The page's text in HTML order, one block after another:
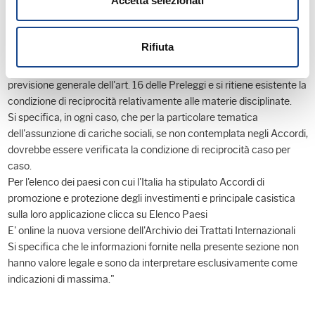
Rifiuta
quei Paesi con i quali l'Italia ha concluso Accordi bilaterali in
materia di promozione e protezione degli investimenti (Bilateral
In tal caso, infatti, il provvedimento di ratifica ed esecuzione
dell'Accordo assume carattere di "lex specialis" rispetto alla
previsione generale dell'art. 16 delle Preleggi e si ritiene esistente la
condizione di reciprocità relativamente alle materie disciplinate.
Si specifica, in ogni caso, che per la particolare tematica
dell'assunzione di cariche sociali, se non contemplata negli Accordi,
dovrebbe essere verificata la condizione di reciprocità caso per
caso.
Per l'elenco dei paesi con cui l'Italia ha stipulato Accordi di
promozione e protezione degli investimenti e principale casistica
sulla loro applicazione clicca su Elenco Paesi
E' online la nuova versione dell'Archivio dei Trattati Internazionali
Si specifica che le informazioni fornite nella presente sezione non
hanno valore legale e sono da interpretare esclusivamente come
indicazioni di massima."